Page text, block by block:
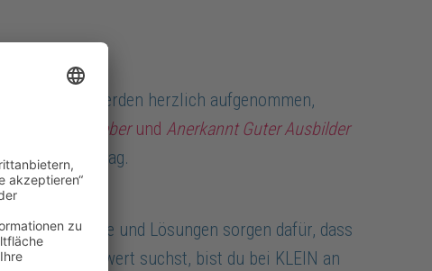
werden herzlich aufgenommen,
Guter Arbeitgeberund Anerkannt Guter Ausbilder
auch im Alltag.
Produkte und Lösungen sorgen dafür, dass
Mehrwert suchst, bist du bei KLEIN an